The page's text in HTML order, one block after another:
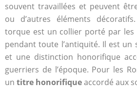
de
l'or
Le cours est
souvent travaillées et peuvent
ou d’autres éléments
torque est un collier porté par les
pendant toute l’antiquité. Il est un
et une distinction honorifique
guerriers de l’époque. Pour les
un titre honorifiqueaccordé aux